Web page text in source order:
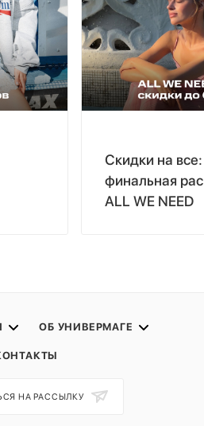
Скидки на все:
финальная
ALL WE NEED
ОБ УНИВЕРМАГЕ
НА РАССЫЛКУ